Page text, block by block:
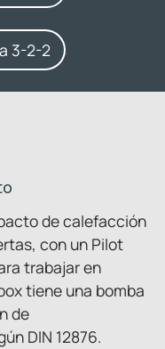
3-2-2
de calefacción
con un Pilot
trabajar en
tiene una bomba
de
DIN 12876.